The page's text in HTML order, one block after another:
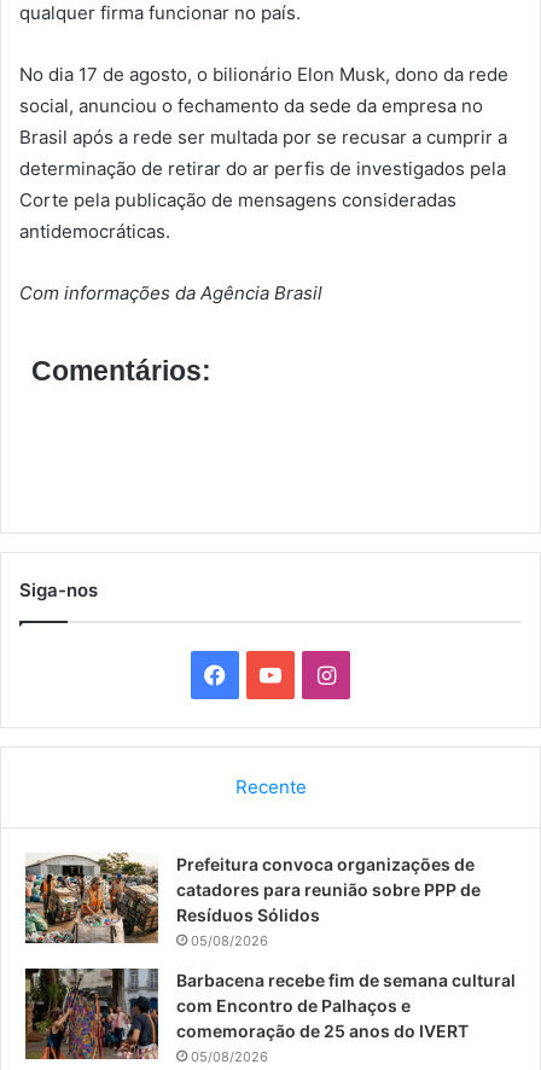
qualquer firma funcionar no país.
No dia 17 de agosto, o bilionário Elon Musk, dono da rede
social, anunciou o fechamento da sede da empresa no
Brasil após a rede ser multada por se recusar a cumprir a
determinação de retirar do ar perfis de investigados pela
Corte pela publicação de mensagens consideradas
antidemocráticas.
Com informações da Agência Brasil
Comentários:
Siga-nos
a
b
o
k
o
u
b
I
n
a
a
Recente
Prefeitura convoca organizações de
catadores para reunião sobre PPP de
Resíduos Sólidos
05/08/2026
Barbacena recebe fim de semana cultural
com Encontro de Palhaços e
comemoração de 25 anos do IVERT
05/08/2026